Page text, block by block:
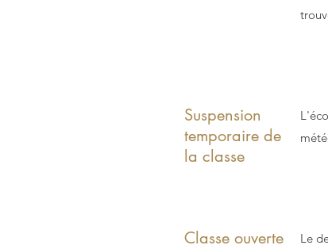
Suspension
temporaire de
la classe
Classe ouverte
Le